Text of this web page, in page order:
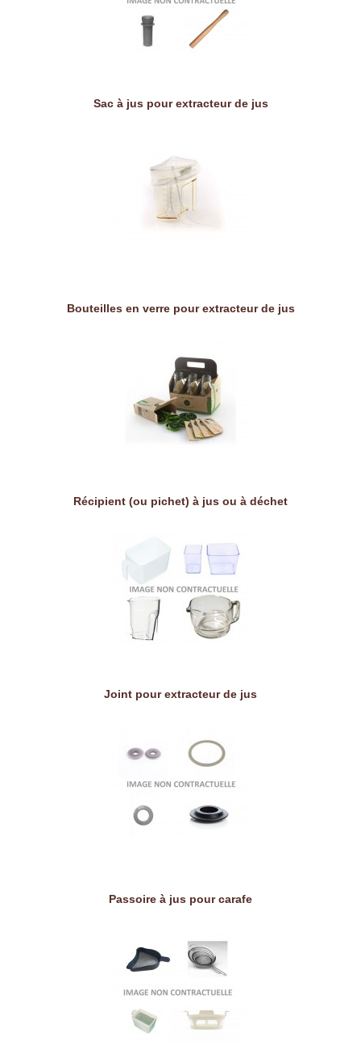
Sac à jus pour extracteur de jus
Bouteilles en verre pour extracteur de jus
Récipient (ou pichet) à jus ou à déchet
Joint pour extracteur de jus
Passoire à jus pour carafe